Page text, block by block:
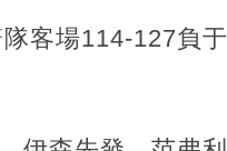
客場114-127負于